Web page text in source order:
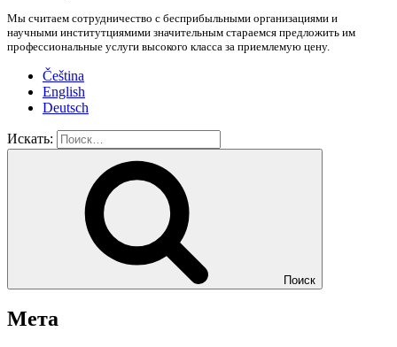
Мы считаем сотрудничество с бесприбыльными организациями и
научными институтциямими значительным стараемся предложить им
профессиональные услуги высокого класса за приемлемую цену.
Čeština
English
Deutsch
Искать:
Поиск
Мета